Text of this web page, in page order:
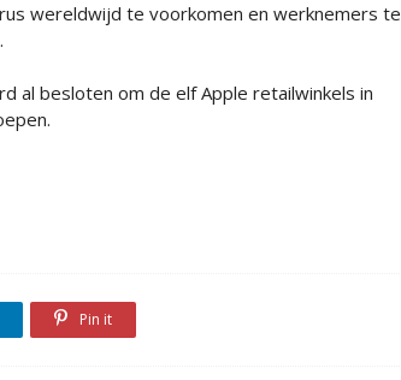
wereldwijd te voorkomen en werknemers te
al besloten om de elf Apple retailwinkels in
Pin it